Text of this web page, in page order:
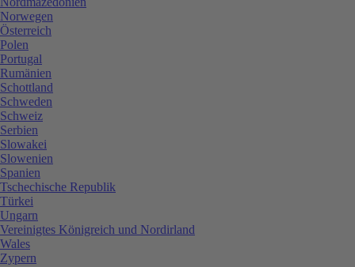
Norwegen
Österreich
Polen
Portugal
Rumänien
Schottland
Schweden
Schweiz
Serbien
Slowakei
Slowenien
Spanien
Tschechische Republik
Türkei
Ungarn
Vereinigtes Königreich und Nordirland
Wales
Zypern